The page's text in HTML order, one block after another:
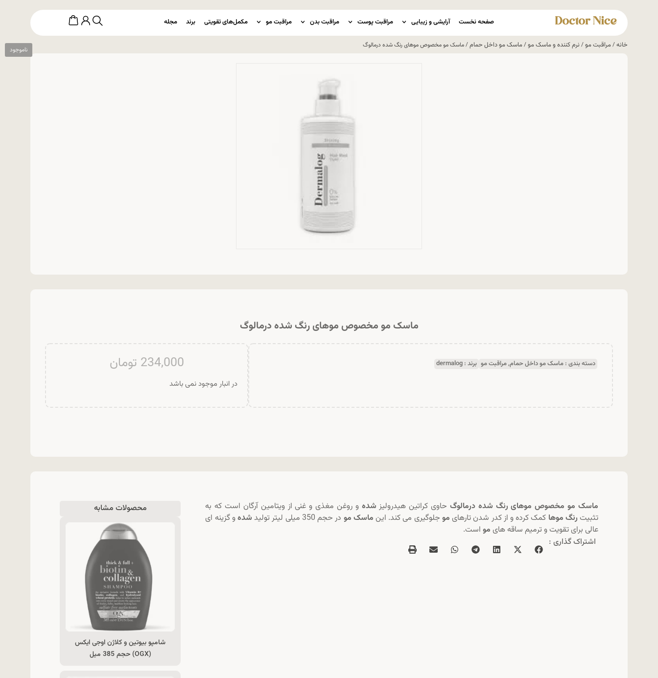
صفحه نخست آرایشی و زیبایی مراقبت پوست مراقبت بدن مراقبت مو مکمل‌های تقویتی برند مجله
خانه/مراقبت مو/ نرم کننده و ماسک مو/ماسک مو داخل حمام/ ماسک مو مخصوص موهای رنگ شده درمالوگ
ماسک مو مخصوص موهای رنگ شده درمالوگ
دسته بندی : ماسک مو داخل حمام,مراقبت مو برند : dermalog
234,000 تومان
در انبار موجود نمی باشد
ماسک مو مخصوص موهای رنگ شده درمالوگ حاوی کراتین هیدرولیز شده و روغن مغذی و غنی از ویتامین آرگان است که به
تثبیت رنگ موها کمک کرده و از کدر شدن تارهای مو جلوگیری می کند. این ماسک مو در حجم 350 میلی لیتر تولید شدهو گزینه ای
عالی برای تقویت و ترمیم ساقه های مو است.
اشتراک گذاری :
محصولات مشابه
شامپو بیوتین و کلاژن اوجی ایکس
(OGX) حجم 385 میل